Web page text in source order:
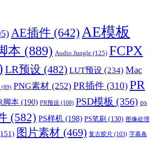
AE插件 (642) AE模板
本 (889) Audio Jungle (125) FCPX
LR预设 (482) LUT预设 (234) Mac
(89) PNG素材 (252) PR插件 (310)PR
脚本 (190) PR预设 (108) PSD模板 (356) ps
(582) PS样机 (198) PS笔刷 (130) 图像处理
图片素材 (469) 复古胶片 (103) 字幕条